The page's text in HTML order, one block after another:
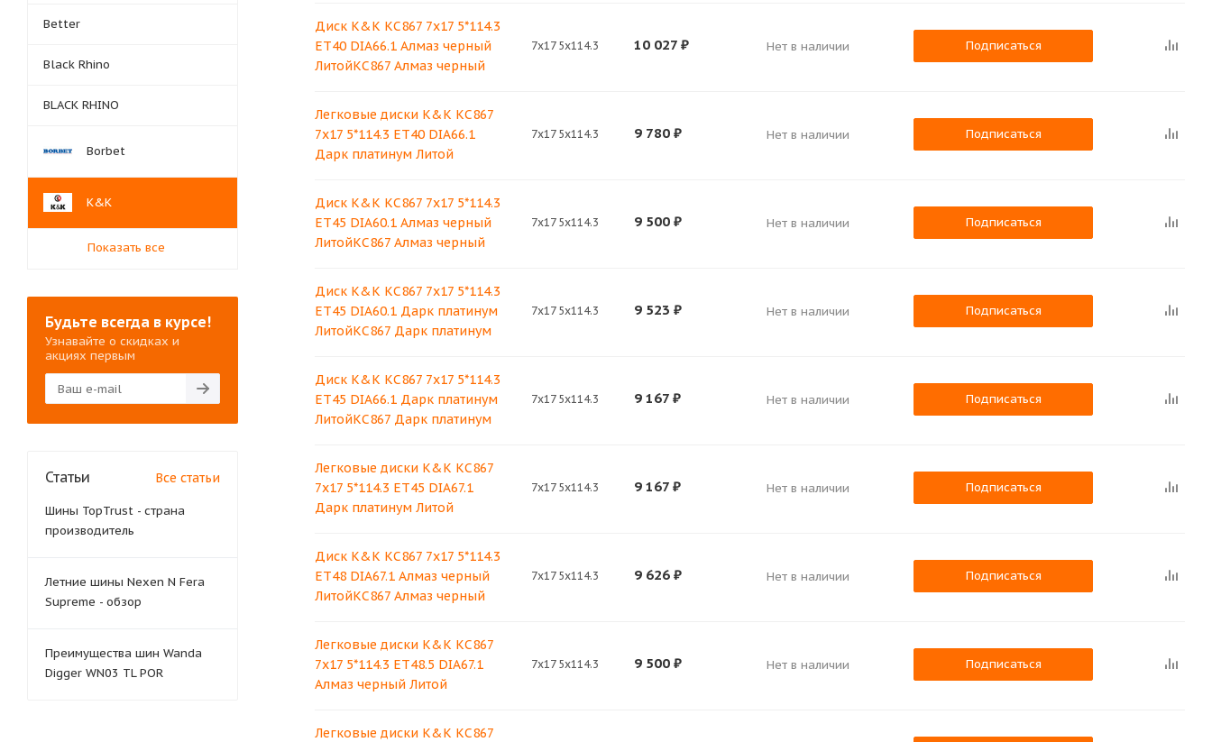
Диск K&K КС867 7x17 5*114.3
ET40 DIA66.1 Алмаз черный
ЛитойКС867 Алмаз черный
7x17 5x114.3 10 027 ₽ Нет в наличии Подписаться
Легковые диски K&K КС867
7x17 5*114.3 ET40 DIA66.1
Дарк платинум Литой
7x17 5x114.3 9 780 ₽ Нет в наличии Подписаться
Диск K&K КС867 7x17 5*114.3
ET45 DIA60.1 Алмаз черный
ЛитойКС867 Алмаз черный
7x17 5x114.3 9 500 ₽ Нет в наличии Подписаться
Диск K&K КС867 7x17 5*114.3
ET45 DIA60.1 Дарк платинум
ЛитойКС867 Дарк платинум
7x17 5x114.3 9 523 ₽ Нет в наличии Подписаться
Диск K&K КС867 7x17 5*114.3
ET45 DIA66.1 Дарк платинум
ЛитойКС867 Дарк платинум
7x17 5x114.3 9 167 ₽ Нет в наличии Подписаться
Легковые диски K&K КС867
7x17 5*114.3 ET45 DIA67.1
Дарк платинум Литой
7x17 5x114.3 9 167 ₽ Нет в наличии Подписаться
Диск K&K КС867 7x17 5*114.3
ET48 DIA67.1 Алмаз черный
ЛитойКС867 Алмаз черный
7x17 5x114.3 9 626 ₽ Нет в наличии Подписаться
Легковые диски K&K КС867
7x17 5*114.3 ET48.5 DIA67.1
Алмаз черный Литой
7x17 5x114.3 9 500 ₽ Нет в наличии Подписаться
Легковые диски K&K КС867
Better
Black Rhino
BLACK RHINO
Borbet
K&K
Показать все
Будьте всегда в курсе!
Узнавайте о скидках и
акциях первым
Статьи Все статьи
Шины TopTrust - страна
производитель
Летние шины Nexen N Fera
Supreme - обзор
Преимущества шин Wanda
Digger WN03 TL POR